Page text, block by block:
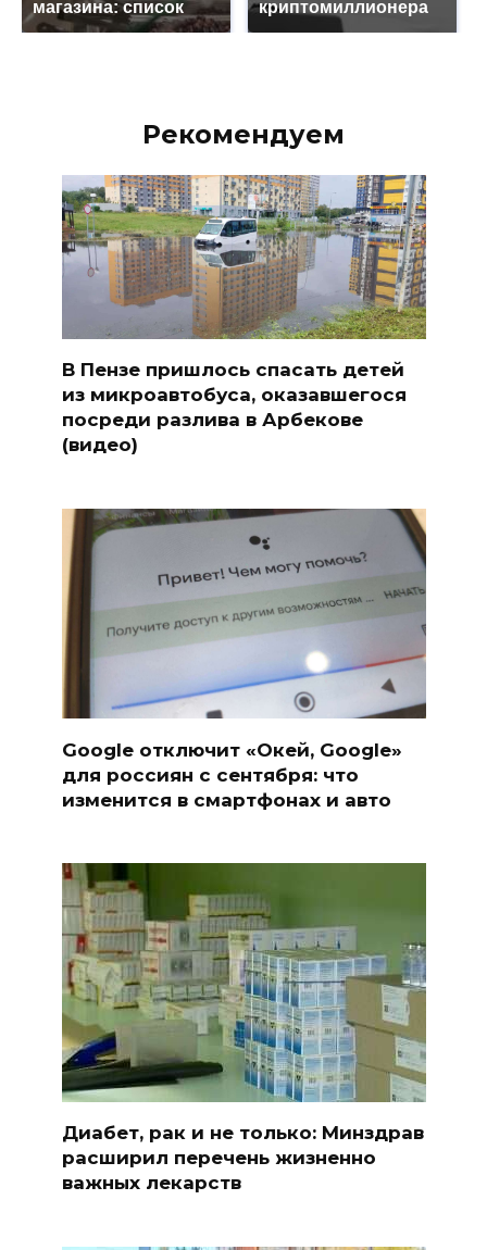
магазина: список криптомиллионера
Рекомендуем
В Пензе пришлось спасать детей
из микроавтобуса, оказавшегося
посреди разлива в Арбекове
(видео)
Google отключит «Окей, Google»
для россиян с сентября: что
изменится в смартфонах и авто
Диабет, рак и не только: Минздрав
расширил перечень жизненно
важных лекарств